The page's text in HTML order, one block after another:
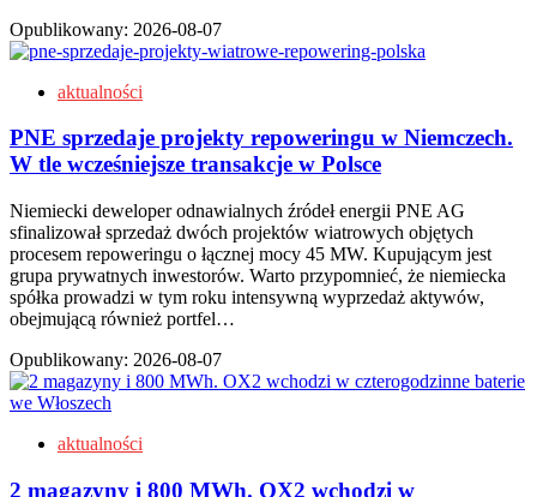
Opublikowany: 2026-08-07
aktualności
PNE sprzedaje projekty repoweringu w Niemczech.
W tle wcześniejsze transakcje w Polsce
Niemiecki deweloper odnawialnych źródeł energii PNE AG
sfinalizował sprzedaż dwóch projektów wiatrowych objętych
procesem repoweringu o łącznej mocy 45 MW. Kupującym jest
grupa prywatnych inwestorów. Warto przypomnieć, że niemiecka
spółka prowadzi w tym roku intensywną wyprzedaż aktywów,
obejmującą również portfel…
Opublikowany: 2026-08-07
aktualności
2 magazyny i 800 MWh. OX2 wchodzi w